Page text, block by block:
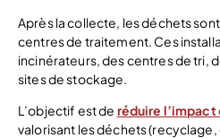
Après la collecte, les déchets
centres de traitement. Ces
incinérateurs, des centres de tri,
sites de stockage.
L’objectif est de réduire
valorisant les déchets